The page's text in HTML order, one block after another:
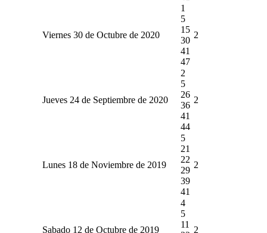
Viernes 30 de Octubre de 2020
1
5
15
30
41
47
2
Jueves 24 de Septiembre de 2020
2
5
26
36
41
44
2
Lunes 18 de Noviembre de 2019
5
21
22
29
39
41
2
Sabado 12 de Octubre de 2019
4
5
11
2